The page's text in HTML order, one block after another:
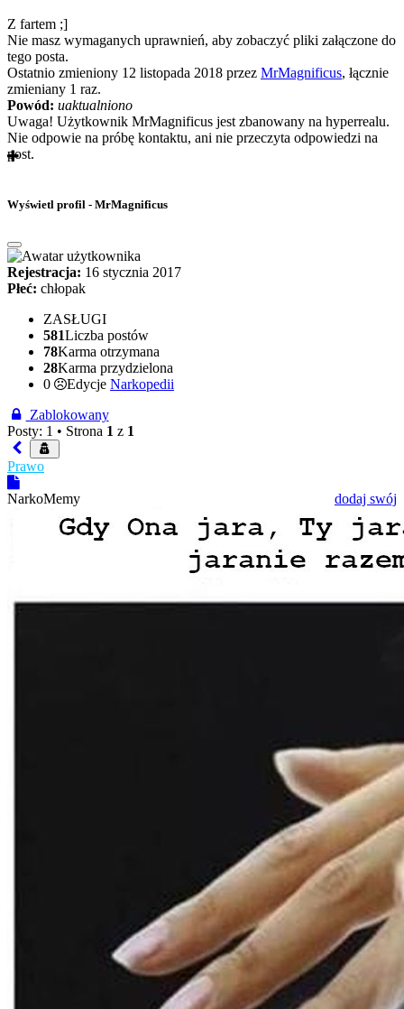
Z fartem ;]
Nie masz wymaganych uprawnień, aby zobaczyć pliki załączone do
tego posta.
Ostatnio zmieniony 12 listopada 2018 przez MrMagnificus, łącznie
zmieniany 1 raz.
Powód: uaktualniono
Uwaga! Użytkownik MrMagnificus jest zbanowany na hyperrealu.
Nie odpowie na próbę kontaktu, ani nie przeczyta odpowiedzi na
post.
Wyświetl profil - MrMagnificus
Rejestracja: 16 stycznia 2017
Płeć: chłopak
ZASŁUGI
581Liczba postów
78Karma otrzymana
28Karma przydzielona
0
Edycje Narkopedii
Zablokowany
Posty: 1 • Strona 1 z 1
Prawo
NarkoMemy dodaj swój